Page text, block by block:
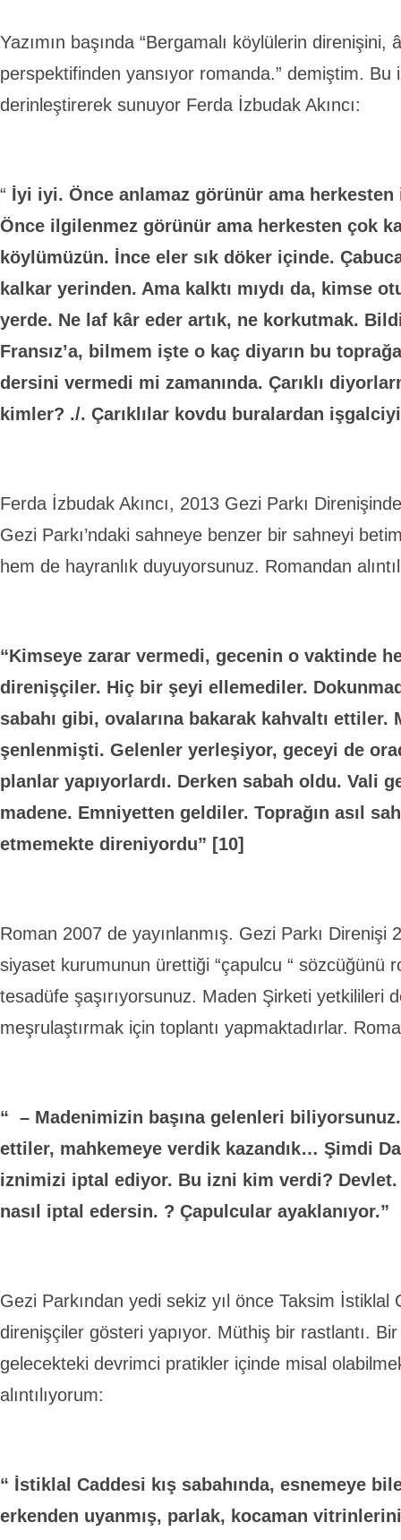
Yazımın başında “Bergamalı köylülerin direnişini,
perspektifinden yansıyor romanda.” demiştim. Bu
derinleştirerek sunuyor Ferda İzbudak Akıncı:
“ İyi iyi. Önce anlamaz görünür ama
Önce ilgilenmez görünür ama herkesten çok
köylümüzün. İnce eler sık döker içinde.
kalkar yerinden. Ama kalktı mıydı da, kimse
yerde. Ne laf kâr eder artık, ne korkutmak.
Fransız’a, bilmem işte o kaç diyarın bu
dersini vermedi mi zamanında. Çarıklı
kimler? ./. Çarıklılar kovdu buralardan
Ferda İzbudak Akıncı, 2013 Gezi Parkı
Gezi Parkı’ndaki sahneye benzer bir sahneyi
hem de hayranlık duyuyorsunuz. Romandan
“Kimseye zarar vermedi, gecenin o vaktinde
direnişçiler. Hiç bir şeyi ellemediler.
sabahı gibi, ovalarına bakarak kahvaltı ettiler.
şenlenmişti. Gelenler yerleşiyor, geceyi de
planlar yapıyorlardı. Derken sabah oldu. Vali
madene. Emniyetten geldiler. Toprağın asıl
etmemekte direniyordu” [10]
Roman 2007 de yayınlanmış. Gezi Parkı Direnişi
siyaset kurumunun ürettiği “çapulcu “ sözcüğünü
tesadüfe şaşırıyorsunuz. Maden Şirketi yetkilileri
meşrulaştırmak için toplantı yapmaktadırlar.
“ – Madenimizin başına gelenleri
ettiler, mahkemeye verdik kazandık… Şimdi
iznimizi iptal ediyor. Bu izni kim verdi?
nasıl iptal edersin. ? Çapulcular ayaklanıyor.”
Gezi Parkından yedi sekiz yıl önce Taksim İstiklal
direnişçiler gösteri yapıyor. Müthiş bir rastlantı.
gelecekteki devrimci pratikler içinde misal
alıntılıyorum:
“ İstiklal Caddesi kış sabahında, esnemeye
erkenden uyanmış, parlak, kocaman